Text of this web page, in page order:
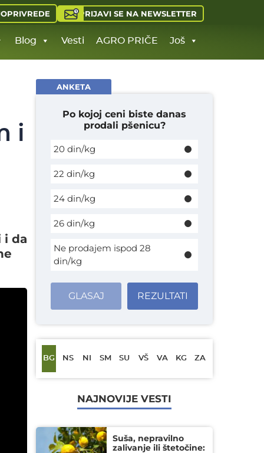
PRIJAVI SE NA NEWSLETTER
Blog Vesti AGRO PRIČE Još
i
i da
ANKETA
Po kojoj ceni biste danas
prodali pšenicu?
20 din/kg
22 din/kg
24 din/kg
26 din/kg
Ne prodajem ispod 28
din/kg
GLASAJ REZULTATI
BG NS NI SM SU VŠ VA KG ZA
NAJNOVIJE VESTI
Suša, nepravilno
zalivanje ili štetočine: